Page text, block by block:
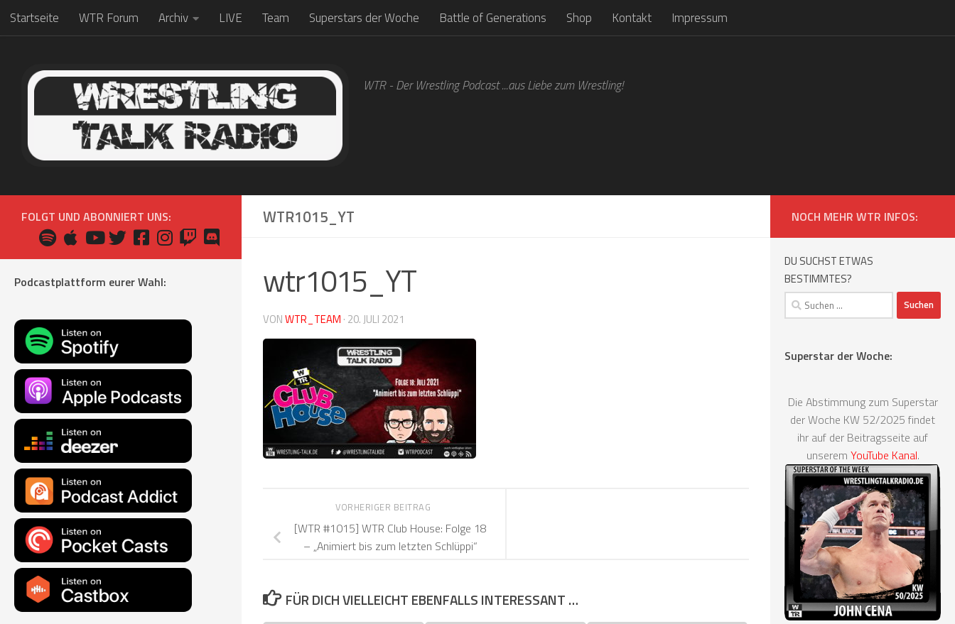
Zum Inhalt springen
Startseite WTR Forum Archiv LIVE Team Superstars der Woche Battle of Generations Shop Kontakt Impressum
WTR - Der Wrestling Podcast ...aus Liebe zum Wrestling!
WTR1015_YT
wtr1015_YT
VONWTR_TEAM · 20. JULI 2021
VORHERIGER BEITRAG
[WTR #1015] WTR Club House: Folge 18
– „Animiert bis zum letzten Schlüppi“
FÜR DICH VIELLEICHT EBENFALLS INTERESSANT …
FOLGT UND ABONNIERT UNS:
Podcastplattform eurer Wahl:
NOCH MEHR WTR INFOS:
DU SUCHST ETWAS
BESTIMMTES?
Suchen
nach:
Superstar der Woche:
Die Abstimmung zum Superstar
der Woche KW 52/2025 findet
ihr auf der Beitragsseite auf
unserem YouTube Kanal.